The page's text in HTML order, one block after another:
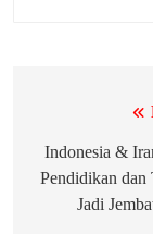
pos
Indonesia &
Pendidikan dan
Jadi